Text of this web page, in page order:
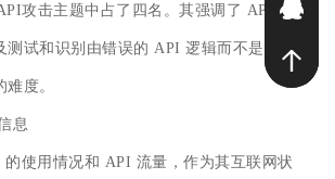
攻击主题中占了四名。其强调了 API 授
测试和识别由错误的 API 逻辑而不是软件
度。
息
的使用情况和 API 流量，作为其互联网状